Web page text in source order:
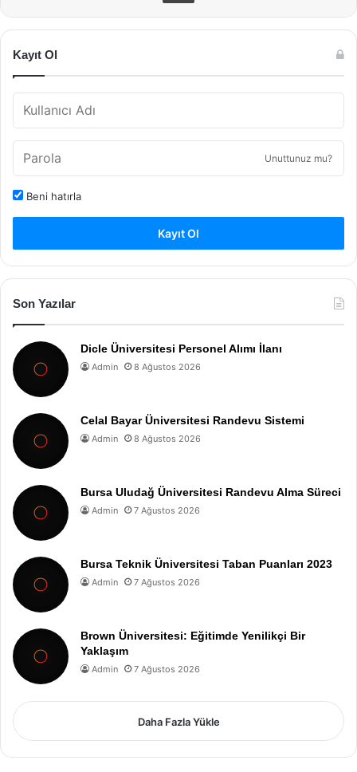
Kayıt Ol
Unuttunuz mu?
Beni hatırla
Kayıt Ol
Son Yazılar
Dicle Üniversitesi Personel Alımı İlanı
Admin 8 Ağustos 2026
Celal Bayar Üniversitesi Randevu Sistemi
Admin 8 Ağustos 2026
Bursa Uludağ Üniversitesi Randevu Alma Süreci
Admin 7 Ağustos 2026
Bursa Teknik Üniversitesi Taban Puanları 2023
Admin 7 Ağustos 2026
Brown Üniversitesi: Eğitimde Yenilikçi Bir
Yaklaşım
Admin 7 Ağustos 2026
Daha Fazla Yükle